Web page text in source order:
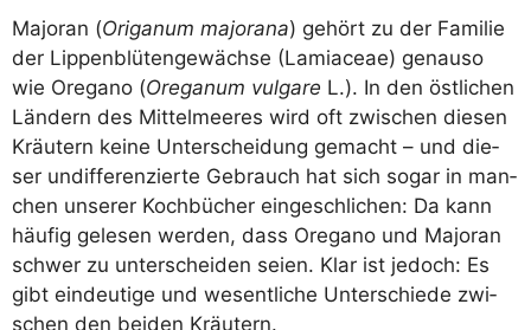
Majo­ran (Ori­ga­num majo­ra­na) gehört zu der Fami­lie
der Lip­pen­blü­ten­ge­wäch­se (Lami­aceae) genau­so
wie Ore­ga­no (Ore­ga­num vul­ga­re L.). In den öst­li­chen
Län­dern des Mit­tel­mee­res wird oft zwi­schen die­sen
Kräu­tern kei­ne Unter­schei­dung gemacht – und die­
ser undif­fe­ren­zier­te Gebrauch hat sich sogar in man­
chen unse­rer Koch­bü­cher ein­ge­schli­chen: Da kann
häu­fig gele­sen wer­den, dass Ore­ga­no und Majo­ran
schwer zu unter­schei­den sei­en. Klar ist jedoch: Es
gibt ein­deu­ti­ge und wesent­li­che Unter­schie­de zwi­
schen den bei­den Kräutern.